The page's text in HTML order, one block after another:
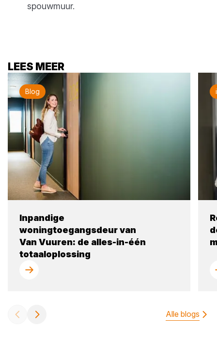
spouwmuur.
LEES MEER
Blog
Inpandige
woningtoegangsdeur van
Van Vuuren: de alles-in-één
totaaloplossing
Alle blogs